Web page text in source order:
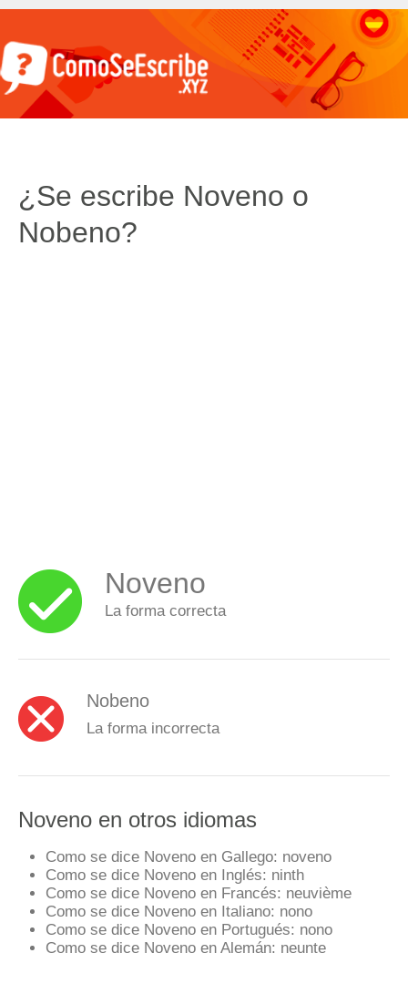
¿Se escribe Noveno o
Nobeno?
Noveno
La forma correcta
Nobeno
La forma incorrecta
Noveno en otros idiomas
Como se dice Noveno en Gallego: noveno
Como se dice Noveno en Inglés: ninth
Como se dice Noveno en Francés: neuvième
Como se dice Noveno en Italiano: nono
Como se dice Noveno en Portugués: nono
Como se dice Noveno en Alemán: neunte